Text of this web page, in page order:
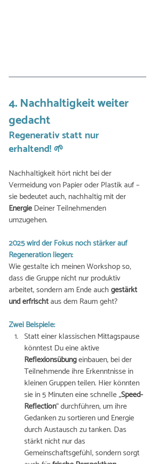
4. Nachhaltigkeit weiter
gedacht
Regenerativ statt nur
erhaltend! 🌱
Nachhaltigkeit hört nicht bei der
Vermeidung von Papier oder Plastik auf –
sie bedeutet auch, nachhaltig mit der
Energie Deiner Teilnehmenden
umzugehen.
2025 wird der Fokus noch stärker auf
Regeneration liegen:
Wie gestalte ich meinen Workshop so,
dass die Gruppe nicht nur produktiv
arbeitet, sondern am Ende auch gestärkt
und erfrischt aus dem Raum geht?
Zwei Beispiele:
Statt einer klassischen Mittagspause
könntest Du eine aktive
Reflexionsübung einbauen, bei der
Teilnehmende ihre Erkenntnisse in
kleinen Gruppen teilen. Hier könnten
sie in 5 Minuten eine schnelle „Speed-
Reflection“ durchführen, um ihre
Gedanken zu sortieren und Energie
durch Austausch zu tanken. Das
stärkt nicht nur das
Gemeinschaftsgefühl, sondern sorgt